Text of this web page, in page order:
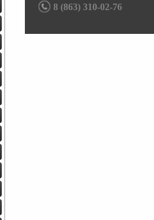
8 (863) 310-02-76